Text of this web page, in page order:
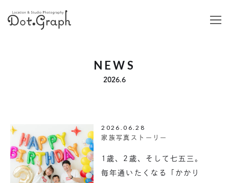
NEWS
2026.6
2026.06.28
家族写真ストーリー
1歳、2歳、そして七五三。
毎年通いたくなる「かかり